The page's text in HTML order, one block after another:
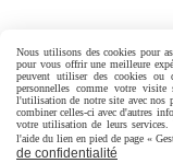
Mugs
Nous utilisons des cookies pour
pour vous offrir une meilleure
peuvent utiliser des cookies ou
personnelles comme votre
l'utilisation de notre site avec nos
combiner celles-ci avec d'autres
votre utilisation de leurs services.
l'aide du lien en pied de page «
de confidentialité